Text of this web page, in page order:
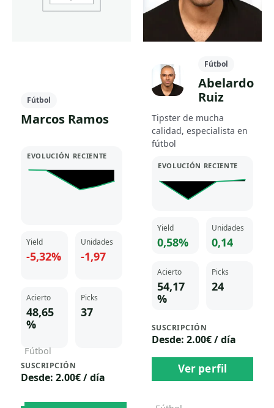
Fútbol
Marcos Ramos
EVOLUCIÓN RECIENTE
Yield
-5,32%
Unidades
-1,97
Acierto
48,65
%
Picks
37
SUSCRIPCIÓN
Desde: 2.00€ / día
Fútbol
Marcos Ramos
Fútbol
Abelardo
Ruiz
Tipster de mucha
calidad, especialista en
fútbol
EVOLUCIÓN RECIENTE
Yield
0,58%
Unidades
0,14
Acierto
54,17
%
Picks
24
SUSCRIPCIÓN
Desde: 2.00€ / día
Ver perfil